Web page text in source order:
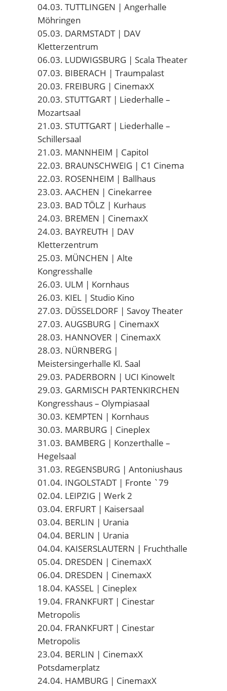
04.03. TUTTLINGEN | Angerhalle
Möhringen
05.03. DARMSTADT | DAV
Kletterzentrum
06.03. LUDWIGSBURG | Scala Theater
07.03. BIBERACH | Traumpalast
20.03. FREIBURG | CinemaxX
20.03. STUTTGART | Liederhalle –
Mozartsaal
21.03. STUTTGART | Liederhalle –
Schillersaal
21.03. MANNHEIM | Capitol
22.03. BRAUNSCHWEIG | C1 Cinema
22.03. ROSENHEIM | Ballhaus
23.03. AACHEN | Cinekarree
23.03. BAD TÖLZ | Kurhaus
24.03. BREMEN | CinemaxX
24.03. BAYREUTH | DAV
Kletterzentrum
25.03. MÜNCHEN | Alte
Kongresshalle
26.03. ULM | Kornhaus
26.03. KIEL | Studio Kino
27.03. DÜSSELDORF | Savoy Theater
27.03. AUGSBURG | CinemaxX
28.03. HANNOVER | CinemaxX
28.03. NÜRNBERG |
Meistersingerhalle Kl. Saal
29.03. PADERBORN | UCI Kinowelt
29.03. GARMISCH PARTENKIRCHEN
Kongresshaus – Olympiasaal
30.03. KEMPTEN | Kornhaus
30.03. MARBURG | Cineplex
31.03. BAMBERG | Konzerthalle –
Hegelsaal
31.03. REGENSBURG | Antoniushaus
01.04. INGOLSTADT | Fronte `79
02.04. LEIPZIG | Werk 2
03.04. ERFURT | Kaisersaal
03.04. BERLIN | Urania
04.04. BERLIN | Urania
04.04. KAISERSLAUTERN | Fruchthalle
05.04. DRESDEN | CinemaxX
06.04. DRESDEN | CinemaxX
18.04. KASSEL | Cineplex
19.04. FRANKFURT | Cinestar
Metropolis
20.04. FRANKFURT | Cinestar
Metropolis
23.04. BERLIN | CinemaxX
Potsdamerplatz
24.04. HAMBURG | CinemaxX